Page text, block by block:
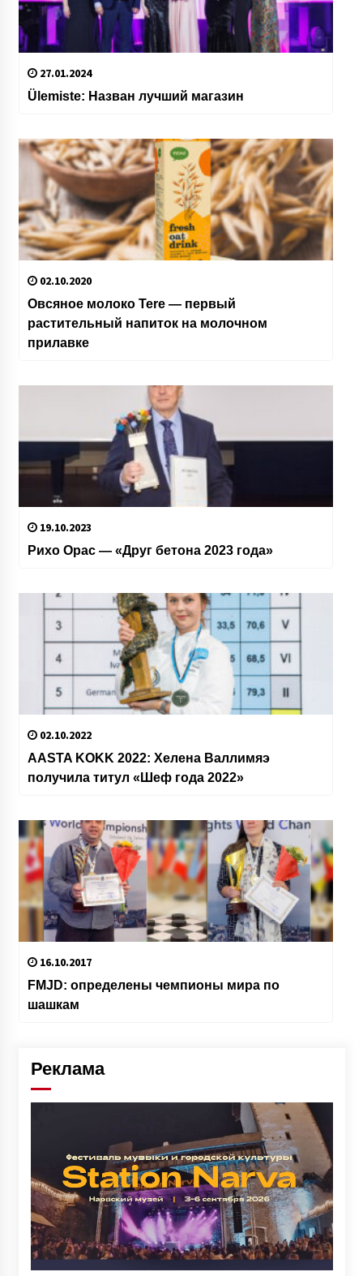
27.01.2024
Ülemiste: Назван лучший магазин
02.10.2020
Овсяное молоко Tere — первый
растительный напиток на молочном
прилавке
19.10.2023
Рихо Орас — «Друг бетона 2023 года»
02.10.2022
AASTA KOKK 2022: Хелена Валлимяэ
получила титул «Шеф года 2022»
16.10.2017
FMJD: определены чемпионы мира по
шашкам
Реклама